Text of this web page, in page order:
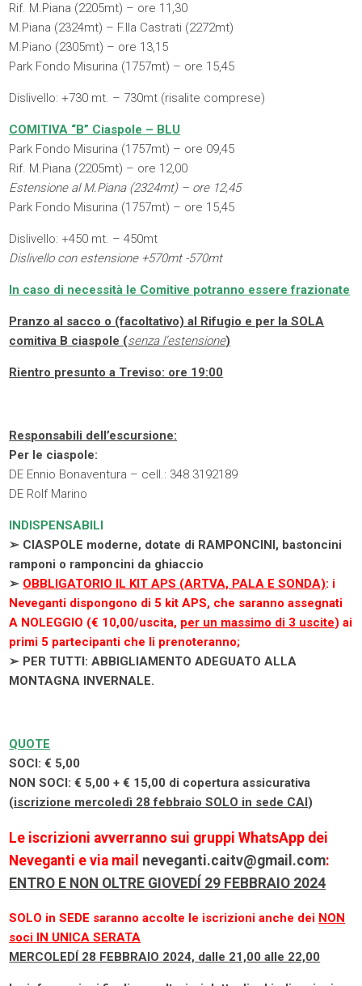
Rif. M.Piana (2205mt) – ore 11,30
M.Piana (2324mt) – F.lla Castrati (2272mt)
M.Piano (2305mt) – ore 13,15
Park Fondo Misurina (1757mt) – ore 15,45
Dislivello: +730 mt. – 730mt (risalite comprese)
COMITIVA “B” Ciaspole – BLU
Park Fondo Misurina (1757mt) – ore 09,45
Rif. M.Piana (2205mt) – ore 12,00
Estensione al M.Piana (2324mt) – ore 12,45
Park Fondo Misurina (1757mt) – ore 15,45
Dislivello: +450 mt. – 450mt
Dislivello con estensione +570mt -570mt
In caso di necessità le Comitive potranno essere frazionate
Pranzo al sacco o (facoltativo) al Rifugio e per la SOLA
comitiva B ciaspole (senza l’estensione)
Rientro presunto a Treviso: ore 19:00
Responsabili dell’escursione:
Per le ciaspole:
DE Ennio Bonaventura – cell.: 348 3192189
DE Rolf Marino
INDISPENSABILI
➢ CIASPOLE moderne, dotate di RAMPONCINI, bastoncini
ramponi o ramponcini da ghiaccio
➢ OBBLIGATORIO IL KIT APS (ARTVA, PALA E SONDA): i
Neveganti dispongono di 5 kit APS, che saranno assegnati
A NOLEGGIO (€ 10,00/uscita, per un massimo di 3 uscite) ai
primi 5 partecipanti che li prenoteranno;
➢ PER TUTTI: ABBIGLIAMENTO ADEGUATO ALLA
MONTAGNA INVERNALE.
QUOTE
SOCI: € 5,00
NON SOCI: € 5,00 + € 15,00 di copertura assicurativa
(iscrizione mercoledì 28 febbraio SOLO in sede CAI )
Le iscrizioni avverranno sui gruppi WhatsApp dei
Neveganti e via mail neveganti.caitv@gmail.com:
ENTRO E NON OLTRE GIOVEDÍ 29 FEBBRAIO 2024
SOLO in SEDE saranno accolte le iscrizioni anche dei NON
soci IN UNICA SERATA
MERCOLEDÍ 28 FEBBRAIO 2024, dalle 21,00 alle 22,00